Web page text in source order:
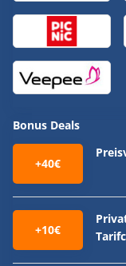
Bonus Deals
+40€
+10€